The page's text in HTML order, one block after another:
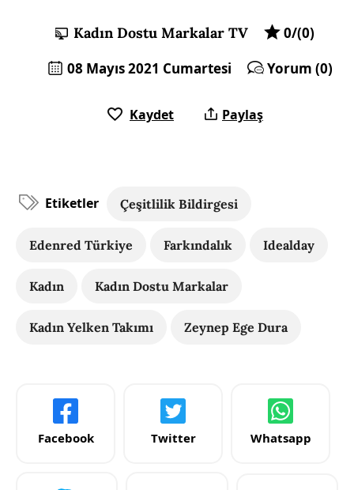
Kadın Dostu Markalar TV
0/(0)
08 Mayıs 2021 Cumartesi
Yorum (0)
Kaydet Paylaş
Etiketler Çeşitlilik Bildirgesi
Edenred Türkiye Farkındalık Idealday
Kadın Kadın Dostu Markalar
Kadın Yelken Takımı Zeynep Ege Dura
Facebook Twitter Whatsapp